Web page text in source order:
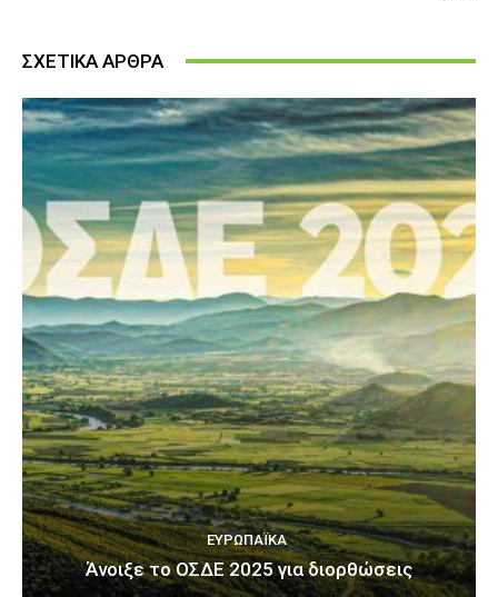
ΣΧΕΤΙΚΑ ΑΡΘΡΑ
ΕΥΡΩΠΑΪΚΆ
Άνοιξε το ΟΣΔΕ 2025 για διορθώσεις